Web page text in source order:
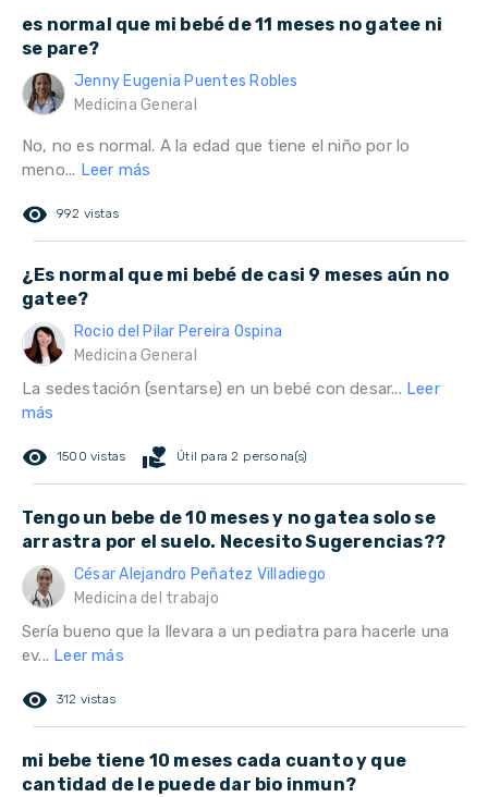
es normal que mi bebé de 11 meses no gatee ni
se pare?
Jenny Eugenia Puentes Robles
Medicina General
No, no es normal. A la edad que tiene el niño por lo
meno... Leer más
remove_red_eye 992 vistas
¿Es normal que mi bebé de casi 9 meses aún no
gatee?
Rocio del Pilar Pereira Ospina
Medicina General
La sedestación (sentarse) en un bebé con desar... Leer
más
remove_red_eye 1500 vistas volunteer_activism Útil para 2 persona(s)
Tengo un bebe de 10 meses y no gatea solo se
arrastra por el suelo. Necesito Sugerencias??
César Alejandro Peñatez Villadiego
Medicina del trabajo
Sería bueno que la llevara a un pediatra para hacerle una
ev... Leer más
remove_red_eye 312 vistas
mi bebe tiene 10 meses cada cuanto y que
cantidad de le puede dar bio inmun?